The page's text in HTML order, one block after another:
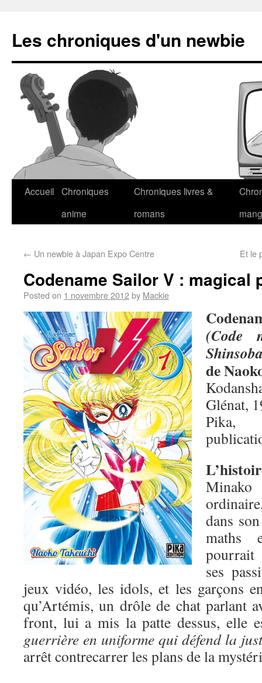
Les chroniques d'un newbie
Accueil Chroniques
anime
Chroniques livres &
romans
← Un newbie à Japan Expo Centre Et le
Codename Sailor V : magical
Posted on 1 novembre 2012by Mackie
(Code
de
Glénat,
Pika,
Minako
dans
maths
pourrait
ses
jeux vidéo, les idols, et les garçons
qu’Artémis, un drôle de chat parlant
front, lui a mis la patte dessus, elle
guerrière en uniforme qui défend la
arrêt contrecarrer les plans de la